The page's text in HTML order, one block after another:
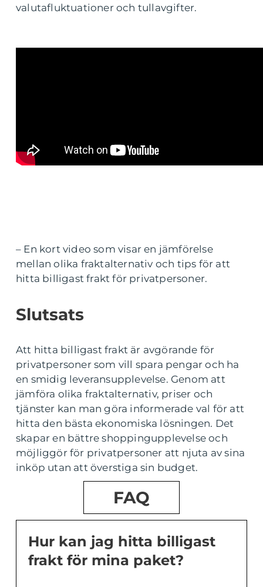
valutafluktuationer och tullavgifter.
– En kort video som visar en jämförelse
mellan olika fraktalternativ och tips för att
hitta billigast frakt för privatpersoner.
Slutsats
Att hitta billigast frakt är avgörande för
privatpersoner som vill spara pengar och ha
en smidig leveransupplevelse. Genom att
jämföra olika fraktalternativ, priser och
tjänster kan man göra informerade val för att
hitta den bästa ekonomiska lösningen. Det
skapar en bättre shoppingupplevelse och
möjliggör för privatpersoner att njuta av sina
inköp utan att överstiga sin budget.
FAQ
Hur kan jag hitta billigast
frakt för mina paket?